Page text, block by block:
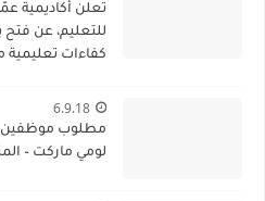
تعلن أكاديمية
للتعليم، عن
كفاءات تعليمية
6.9.18
مطلوب موظفين
لومي ماركت –